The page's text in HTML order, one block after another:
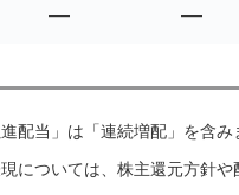
― ―
配当」は「連続増配」を含
については、株主還元方針